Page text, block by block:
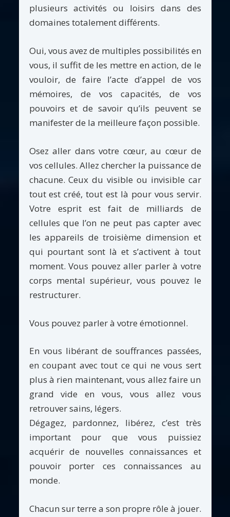
plusieurs activités ou loisirs dans des
domaines totalement différents.
Oui, vous avez de multiples possibilités en
vous, il suffit de les mettre en action, de le
vouloir, de faire l’acte d’appel de vos
mémoires, de vos capacités, de vos
pouvoirs et de savoir qu’ils peuvent se
manifester de la meilleure façon possible.
Osez aller dans votre cœur, au cœur de
vos cellules. Allez chercher la puissance de
chacune. Ceux du visible ou invisible car
tout est créé, tout est là pour vous servir.
Votre esprit est fait de milliards de
cellules que l’on ne peut pas capter avec
les appareils de troisième dimension et
qui pourtant sont là et s’activent à tout
moment. Vous pouvez aller parler à votre
corps mental supérieur, vous pouvez le
restructurer.
Vous pouvez parler à votre émotionnel.
En vous libérant de souffrances passées,
en coupant avec tout ce qui ne vous sert
plus à rien maintenant, vous allez faire un
grand vide en vous, vous allez vous
retrouver sains, légers.
Dégagez, pardonnez, libérez, c’est très
important pour que vous puissiez
acquérir de nouvelles connaissances et
pouvoir porter ces connaissances au
monde.
Chacun sur terre a son propre rôle à jouer.